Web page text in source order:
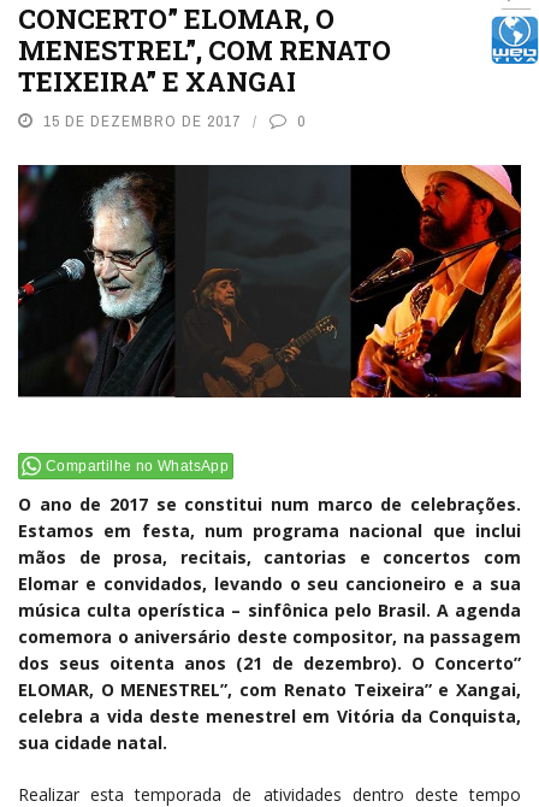
CONCERTO” ELOMAR, O
MENESTREL”, COM RENATO
TEIXEIRA” E XANGAI
15 DE DEZEMBRO DE 2017 0
Compartilhe no WhatsApp
O ano de 2017 se constitui num marco de celebrações.
Estamos em festa, num programa nacional que inclui
mãos de prosa, recitais, cantorias e concertos com
Elomar e convidados, levando o seu cancioneiro e a sua
música culta operística – sinfônica pelo Brasil. A agenda
comemora o aniversário deste compositor, na passagem
dos seus oitenta anos (21 de dezembro). O Concerto”
ELOMAR, O MENESTREL”, com Renato Teixeira” e Xangai,
celebra a vida deste menestrel em Vitória da Conquista,
sua cidade natal.
Realizar esta temporada de atividades dentro deste tempo